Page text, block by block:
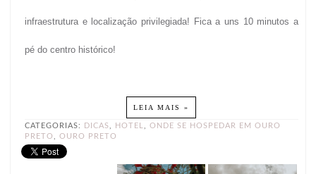
infraestrutura e localização privilegiada! Fica a uns 10 minutos a
pé do centro histórico!
LEIA MAIS »
CATEGORIAS: DICAS, HOTEL,ONDE SE HOSPEDAR EM OURO
PRETO,OURO PRETO